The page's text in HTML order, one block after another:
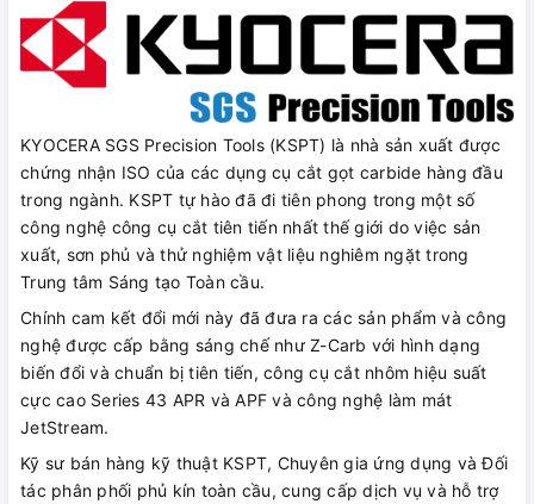
KYOCERA SGS Precision Tools (KSPT) là nhà sản xuất được
chứng nhận ISO của các dụng cụ cắt gọt carbide hàng đầu
trong ngành. KSPT tự hào đã đi tiên phong trong một số
công nghệ công cụ cắt tiên tiến nhất thế giới do việc sản
xuất, sơn phủ và thử nghiệm vật liệu nghiêm ngặt trong
Trung tâm Sáng tạo Toàn cầu.
Chính cam kết đổi mới này đã đưa ra các sản phẩm và công
nghệ được cấp bằng sáng chế như Z-Carb với hình dạng
biến đổi và chuẩn bị tiên tiến, công cụ cắt nhôm hiệu suất
cực cao Series 43 APR và APF và công nghệ làm mát
JetStream.
Kỹ sư bán hàng kỹ thuật KSPT, Chuyên gia ứng dụng và Đối
tác phân phối phủ kín toàn cầu, cung cấp dịch vụ và hỗ trợ